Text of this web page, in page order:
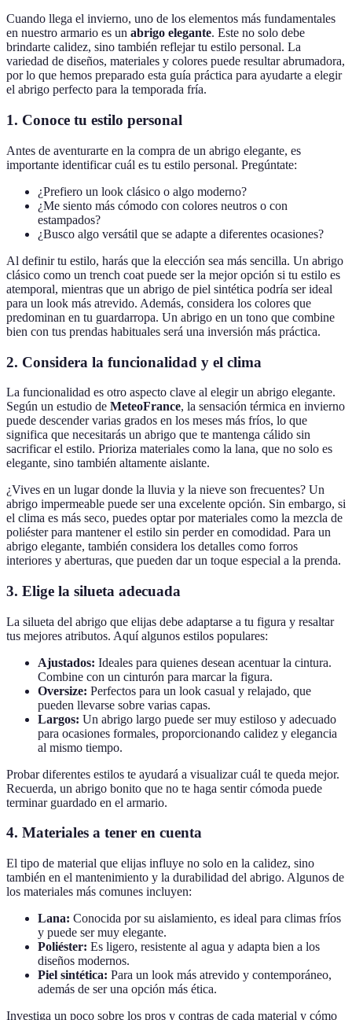
Cuando llega el invierno, uno de los elementos más fundamentales
en nuestro armario es un abrigo elegante. Este no solo debe
brindarte calidez, sino también reflejar tu estilo personal. La
variedad de diseños, materiales y colores puede resultar abrumadora,
por lo que hemos preparado esta guía práctica para ayudarte a elegir
el abrigo perfecto para la temporada fría.
1. Conoce tu estilo personal
Antes de aventurarte en la compra de un abrigo elegante, es
importante identificar cuál es tu estilo personal. Pregúntate:
¿Prefiero un look clásico o algo moderno?
¿Me siento más cómodo con colores neutros o con
estampados?
¿Busco algo versátil que se adapte a diferentes ocasiones?
Al definir tu estilo, harás que la elección sea más sencilla. Un abrigo
clásico como un trench coat puede ser la mejor opción si tu estilo es
atemporal, mientras que un abrigo de piel sintética podría ser ideal
para un look más atrevido. Además, considera los colores que
predominan en tu guardarropa. Un abrigo en un tono que combine
bien con tus prendas habituales será una inversión más práctica.
2. Considera la funcionalidad y el clima
La funcionalidad es otro aspecto clave al elegir un abrigo elegante.
Según un estudio de MeteoFrance, la sensación térmica en invierno
puede descender varias grados en los meses más fríos, lo que
significa que necesitarás un abrigo que te mantenga cálido sin
sacrificar el estilo. Prioriza materiales como la lana, que no solo es
elegante, sino también altamente aislante.
¿Vives en un lugar donde la lluvia y la nieve son frecuentes? Un
abrigo impermeable puede ser una excelente opción. Sin embargo, si
el clima es más seco, puedes optar por materiales como la mezcla de
poliéster para mantener el estilo sin perder en comodidad. Para un
abrigo elegante, también considera los detalles como forros
interiores y aberturas, que pueden dar un toque especial a la prenda.
3. Elige la silueta adecuada
La silueta del abrigo que elijas debe adaptarse a tu figura y resaltar
tus mejores atributos. Aquí algunos estilos populares:
Ajustados: Ideales para quienes desean acentuar la cintura.
Combine con un cinturón para marcar la figura.
Oversize: Perfectos para un look casual y relajado, que
pueden llevarse sobre varias capas.
Largos: Un abrigo largo puede ser muy estiloso y adecuado
para ocasiones formales, proporcionando calidez y elegancia
al mismo tiempo.
Probar diferentes estilos te ayudará a visualizar cuál te queda mejor.
Recuerda, un abrigo bonito que no te haga sentir cómoda puede
terminar guardado en el armario.
4. Materiales a tener en cuenta
El tipo de material que elijas influye no solo en la calidez, sino
también en el mantenimiento y la durabilidad del abrigo. Algunos de
los materiales más comunes incluyen:
Lana: Conocida por su aislamiento, es ideal para climas fríos
y puede ser muy elegante.
Poliéster: Es ligero, resistente al agua y adapta bien a los
diseños modernos.
Piel sintética: Para un look más atrevido y contemporáneo,
además de ser una opción más ética.
Investiga un poco sobre los pros y contras de cada material y cómo